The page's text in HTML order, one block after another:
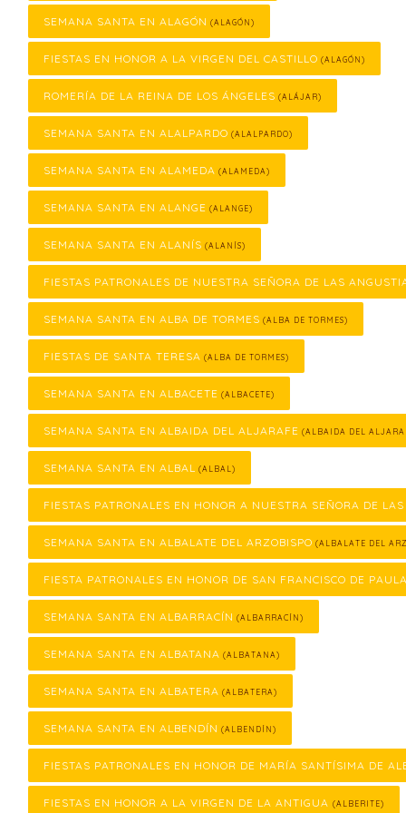
SEMANA SANTA EN ALAGÓN (ALAGÓN)
FIESTAS EN HONOR A LA VIRGEN DEL CASTILLO (ALAGÓN)
ROMERÍA DE LA REINA DE LOS ÁNGELES (ALÁJAR)
SEMANA SANTA EN ALALPARDO (ALALPARDO)
SEMANA SANTA EN ALAMEDA (ALAMEDA)
SEMANA SANTA EN ALANGE (ALANGE)
SEMANA SANTA EN ALANÍS (ALANÍS)
FIESTAS PATRONALES DE NUESTRA SEÑORA DE LAS
SEMANA SANTA EN ALBA DE TORMES (ALBA DE TORMES)
FIESTAS DE SANTA TERESA (ALBA DE TORMES)
SEMANA SANTA EN ALBACETE (ALBACETE)
SEMANA SANTA EN ALBAIDA DEL ALJARAFE (ALBAIDA DEL
SEMANA SANTA EN ALBAL (ALBAL)
FIESTAS PATRONALES EN HONOR A NUESTRA SEÑORA DE
SEMANA SANTA EN ALBALATE DEL ARZOBISPO (ALBALATE DEL
FIESTA PATRONALES EN HONOR DE SAN FRANCISCO DE
SEMANA SANTA EN ALBARRACÍN (ALBARRACÍN)
SEMANA SANTA EN ALBATANA (ALBATANA)
SEMANA SANTA EN ALBATERA (ALBATERA)
SEMANA SANTA EN ALBENDÍN (ALBENDÍN)
FIESTAS PATRONALES EN HONOR DE MARÍA SANTÍSIMA DE
FIESTAS EN HONOR A LA VIRGEN DE LA ANTIGUA (ALBERITE)